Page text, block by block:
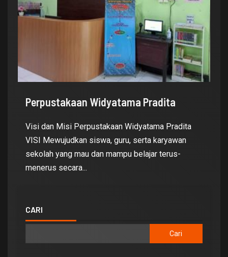
Perpustakaan Widyatama Pradita
Visi dan Misi Perpustakaan Widyatama Pradita
VISI Mewujudkan siswa, guru, serta karyawan
sekolah yang mau dan mampu belajar terus-
menerus secara...
CARI
Cari